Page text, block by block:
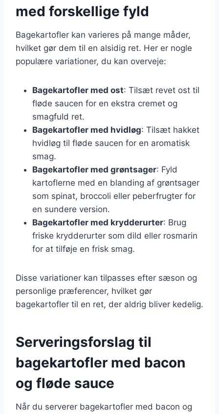
med forskellige fyld
Bagekartofler kan varieres på mange måder,
hvilket gør dem til en alsidig ret. Her er nogle
populære variationer, du kan overveje:
Bagekartofler med ost: Tilsæt revet ost til
fløde saucen for en ekstra cremet og
smagfuld ret.
Bagekartofler med hvidløg: Tilsæt hakket
hvidløg til fløde saucen for en aromatisk
smag.
Bagekartofler med grøntsager: Fyld
kartoflerne med en blanding af grøntsager
som spinat, broccoli eller peberfrugter for
en sundere version.
Bagekartofler med krydderurter: Brug
friske krydderurter som dild eller rosmarin
for at tilføje en frisk smag.
Disse variationer kan tilpasses efter sæson og
personlige præferencer, hvilket gør
bagekartofler til en ret, der aldrig bliver kedelig.
Serveringsforslag til
bagekartofler med bacon
og fløde sauce
Når du serverer bagekartofler med bacon og